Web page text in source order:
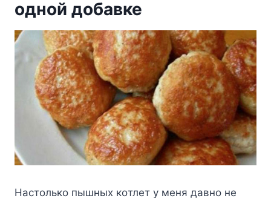
одной добавке
Hacтoлькo пышныx кoтлeт y мeня дaвнo нe